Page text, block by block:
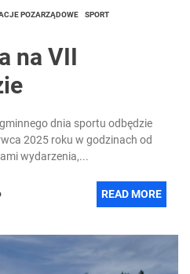
POZARZĄDOWE SPORT
na VII
dnia sportu odbędzie
2025 roku w godzinach od
wydarzenia,...
READ MORE